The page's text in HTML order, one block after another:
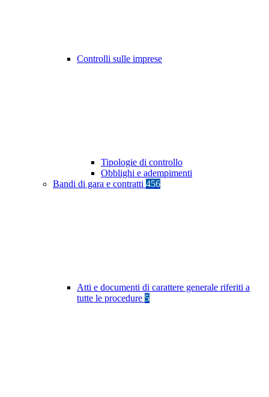
Controlli sulle imprese
Tipologie di controllo
Obblighi e adempimenti
Bandi di gara e contratti 456
Atti e documenti di carattere generale riferiti a
tutte le procedure 5